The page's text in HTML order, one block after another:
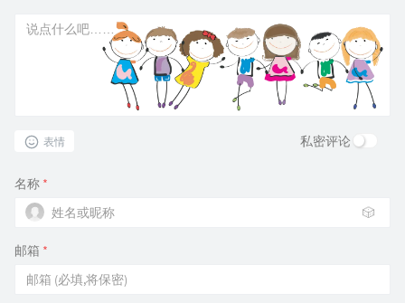
表情 私密评论
名称 *
🎲
邮箱 *